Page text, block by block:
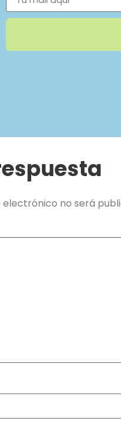
no será